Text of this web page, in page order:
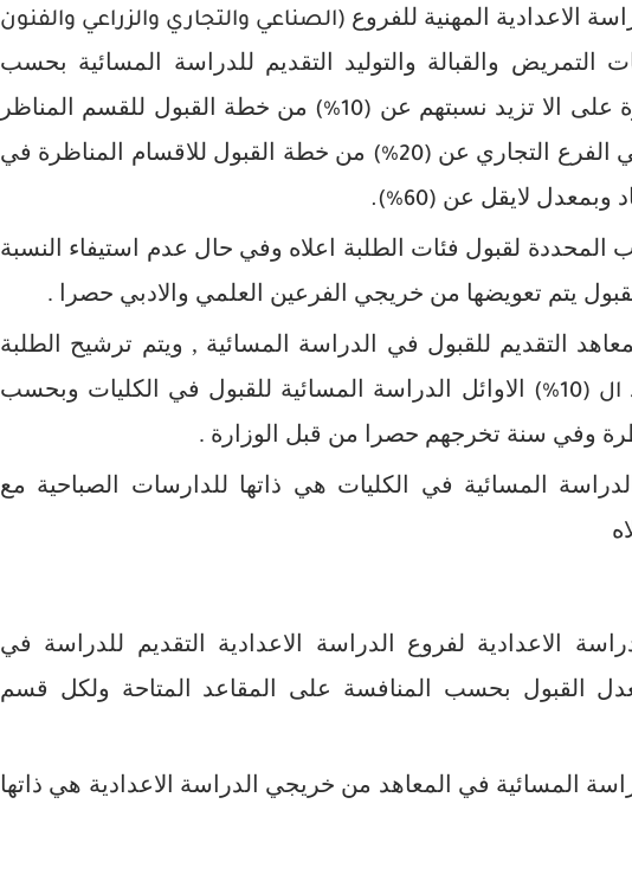
الاعدادية المهنية للفروع (الصناعي والتجاري والزراعي والفنون
التمريض والقبالة والتوليد التقديم للدراسة المسائية بحسب
على الا تزيد نسبتهم عن (10%)
من خطة القبول للقسم المناظر
الفرع التجاري عن (20%)
من خطة القبول للاقسام المناظرة في
وبمعدل لايقل عن (60%).
المحددة لقبول فئات الطلبة اعلاه وفي حال عدم استيفاء النسبة
يتم تعويضها من خريجي الفرعين العلمي والادبي حصرا .
التقديم للقبول في الدراسة المسائية , ويتم ترشيح الطلبة
ال (10%)
الاوائل الدراسة المسائية للقبول في الكليات وبحسب
وفي سنة تخرجهم حصرا من قبل الوزارة .
المسائية في الكليات هي ذاتها للدارسات الصباحية مع
الاعدادية لفروع الدراسة الاعدادية التقديم للدراسة في
القبول بحسب المنافسة على المقاعد المتاحة ولكل قسم
المسائية في المعاهد من خريجي الدراسة الاعدادية هي ذاتها